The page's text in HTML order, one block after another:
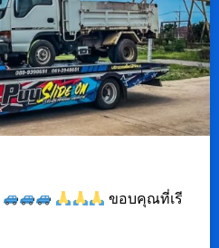
ขอบคุณที่เรี